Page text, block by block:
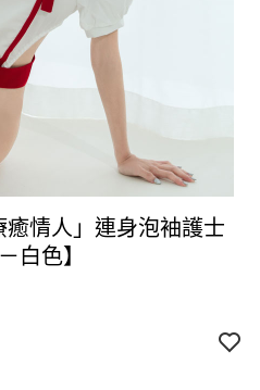
情人」連身泡袖護士
白色】